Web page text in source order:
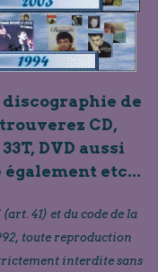
de
CD,
DVD aussi
etc...
41) et du code de la
toute reproduction
interdite sans